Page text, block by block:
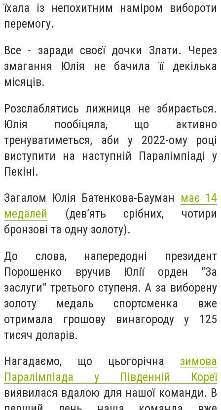
їхала із непохитним наміром вибороти
перемогу.
Все - заради своєї дочки Злати. Через
змагання Юлія не бачила її декілька
місяців.
Розслаблятись лижниця не збирається.
Юлія пообіцяла, що активно
тренуватиметься, аби у 2022-ому році
виступити на наступній Паралімпіаді у
Пекіні.
Загалом Юлія Батенкова-Бауман має 14
медалей (дев’ять срібних, чотири
бронзові та одну золоту).
До слова, напередодні президент
Порошенко вручив Юлії орден "За
заслуги" третього ступеня. А за виборену
золоту медаль спортсменка вже
отримала грошову винагороду у 125
тисяч доларів.
Нагадаємо, що цьогорічна зимова
Паралімпіада у Південній Кореї
виявилася вдалою для нашої команди. В